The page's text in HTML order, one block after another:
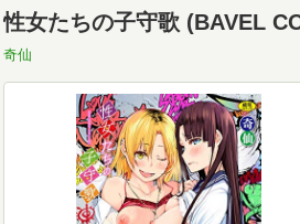
性女たちの子守歌 (BAVEL
奇仙